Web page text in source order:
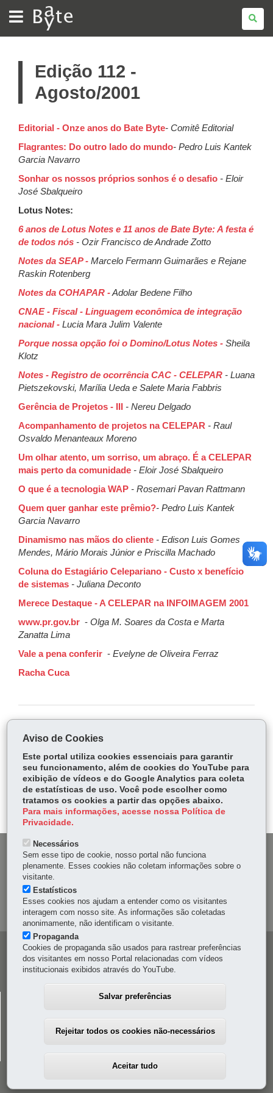
BATE
BYTE
Edição 112 -
Agosto/2001
Editorial - Onze anos do Bate Byte- Comitê Editorial
Flagrantes: Do outro lado do mundo- Pedro Luis Kantek
Garcia Navarro
Sonhar os nossos próprios sonhos é o desafio - Eloir
José Sbalqueiro
Lotus Notes:
6 anos de Lotus Notes e 11 anos de Bate Byte: A festa é
de todos nós - Ozir Francisco de Andrade Zotto
Notes da SEAP - Marcelo Fermann Guimarães e Rejane
Raskin Rotenberg
Notes da COHAPAR -Adolar Bedene Filho
CNAE - Fiscal - Linguagem econômica de integração
nacional - Lucia Mara Julim Valente
Porque nossa opção foi o Domino/Lotus Notes - Sheila
Klotz
Notes - Registro de ocorrência CAC - CELEPAR - Luana
Pietszekovski, Marília Ueda e Salete Maria Fabbris
Gerência de Projetos - III
- Nereu Delgado
Acompanhamento de projetos na CELEPAR - Raul
Osvaldo Menanteaux Moreno
Um olhar atento, um sorriso, um abraço. É a CELEPAR
mais perto da comunidade - Eloir José Sbalqueiro
O que é a tecnologia WAP - Rosemari Pavan Rattmann
Quem quer ganhar este prêmio?- Pedro Luis Kantek
Garcia Navarro
Dinamismo nas mãos do cliente - Edison Luis Gomes
Mendes, Mário Morais Júnior e Priscilla Machado
Coluna do Estagiário Celepariano - Custo x benefício
de sistemas - Juliana Deconto
Merece Destaque - A CELEPAR na INFOIMAGEM 2001
www.pr.gov.br - Olga M. Soares da Costa e Marta
Zanatta Lima
Vale a pena conferir - Evelyne de Oliveira Ferraz
Racha Cuca
ce
bo
ok
Tw
itt
er
ha
ts
Ap
p
Voltar Início Imprimir Baixar
MAPA DO SITE
DENUNCIE CORRUPÇÃO
OUVIDORIA
Navegação
principal
CELEPAR
Rua Mateus Leme, 1561 - Bom Retiro-80520-174-Curitiba
MAPA
Aviso de Cookies
Este portal utiliza cookies essenciais para garantir
seu funcionamento, além de cookies do YouTube para
exibição de vídeos e do Google Analytics para coleta
de estatísticas de uso. Você pode escolher como
tratamos os cookies a partir das opções abaixo.
Para mais informações, acesse nossa Política de
Privacidade.
Necessários
Sem esse tipo de cookie, nosso portal não funciona
plenamente. Esses cookies não coletam informações sobre o
visitante.
Estatísticos
Esses cookies nos ajudam a entender como os visitantes
interagem com nosso site. As informações são coletadas
anonimamente, não identificam o visitante.
Propaganda
Cookies de propaganda são usados para rastrear preferências
dos visitantes em nosso Portal relacionadas com vídeos
institucionais exibidos através do YouTube.
Salvar preferências
Rejeitar todos os cookies não-necessários
Aceitar tudo